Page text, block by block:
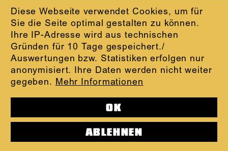
Diese Webseite verwendet Cookies, um für
Sie die Seite optimal gestalten zu können.
Ihre IP-Adresse wird aus technischen
Gründen für 10 Tage gespeichert./
Auswertungen bzw. Statistiken erfolgen nur
anonymisiert. Ihre Daten werden nicht weiter
gegeben. Mehr Informationen
OK
ABLEHNEN
AGB
KONTAKT
ABO-LOGIN
PRESSE
NEWSLETTER
AUDIOFORMATE
KARTENTELEFON:069.212.49.49.4